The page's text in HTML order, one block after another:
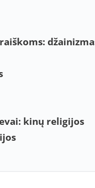
kinų religijos